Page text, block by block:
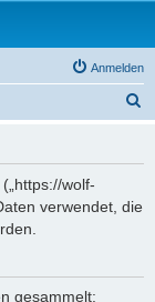
Anmelden
wolf-
verwendet, die
gesammelt: